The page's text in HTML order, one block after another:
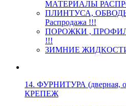
МАТЕРИАЛЫ
ПЛИНТУСА, ОБВОДЫ
Распродажа !!!
ПОРОЖКИ ,
!!!
ЗИМНИЕ
14. ФУРНИТУРА
КРЕПЕЖ